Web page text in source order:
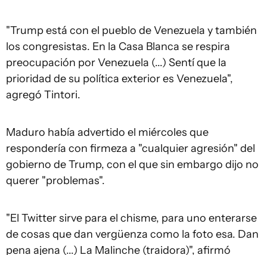
"Trump está con el pueblo de Venezuela y también
los congresistas. En la Casa Blanca se respira
preocupación por Venezuela (...) Sentí que la
prioridad de su política exterior es Venezuela",
agregó Tintori.
Maduro había advertido el miércoles que
respondería con firmeza a "cualquier agresión" del
gobierno de Trump, con el que sin embargo dijo no
querer "problemas".
"El Twitter sirve para el chisme, para uno enterarse
de cosas que dan vergüenza como la foto esa. Dan
pena ajena (...) La Malinche (traidora)", afirmó